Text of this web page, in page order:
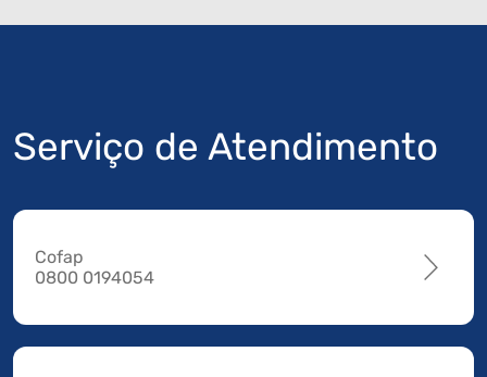
Serviço de Atendimento
Cofap
0800 0194054